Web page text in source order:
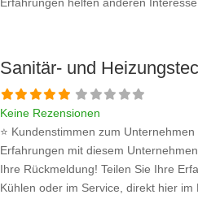
Sollten Sie eine kritische Meinung
Sanitär- und
Keine Rezensionen
⭐ Kundenstimmen zum
Erfahrungen mit diesem
Ihre Rückmeldung! Teilen Sie Ihre
Kühlen oder im Service, direkt hier